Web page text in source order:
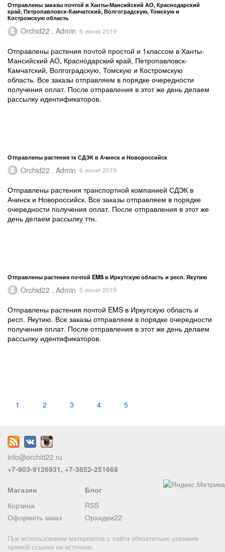
Отправлены заказы почтой в Ханты-Мансийский АО, Краснодарский
край, Петропавловск-Камчатский, Волгоградскую, Томскую и
Костромскую область
Orchid22 . Admin 6 июня 2019
Отправлены растения почтой простой и 1классом в Ханты-
Мансийский АО, Краснодарский край, Петропавловск-
Камчатский, Волгоградскую, Томскую и Костромскую
область. Все заказы отправляем в порядке очередности
получения оплат. После отправления в этот же день делаем
рассылку идентификаторов.
Отправлены растения тк СДЭК в Ачинск и Новороссийск
Orchid22 . Admin 6 июня 2019
Отправлены растения транспортной компанией СДЭК в
Ачинск и Новороссийск. Все заказы отправляем в порядке
очередности получения оплат. После отправления в этот же
день делаем рассылку ттн.
Отправлены растения почтой EMS в Иркутскую область и респ. Якутию
Orchid22 . Admin 5 июня 2019
Отправлены растения почтой EMS в Иркутскую область и
респ. Якутию. Все заказы отправляем в порядке очередности
получения оплат. После отправления в этот же день делаем
рассылку идентификаторов.
1 2 3 4 5
info@orchid22.ru
+7-903-9126931, +7-3852-251668
Магазин
Корзина
Оформить заказ
Блог
RSS
Орхидеи22
При использовании материалов с сайта обязательно указание
прямой ссылки на источник.